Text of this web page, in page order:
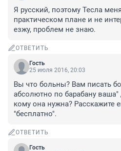
Я русский, поэтому Тесла
практическом плане и не
езжу, проблем не знаю.
ОТВЕТИТЬ
Гость
25 июля 2016, 20:03
Вы что больны? Вам писать
абсолютно по барабану
кому она нужна? Расскажите
"бесплатно".
ОТВЕТИТЬ
Гость